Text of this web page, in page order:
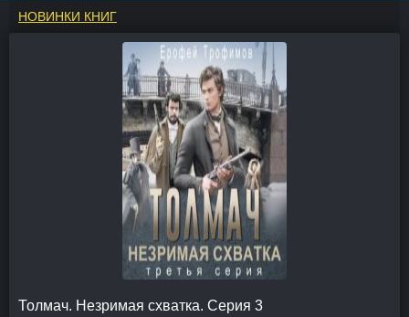
НОВИНКИ КНИГ
Толмач. Незримая схватка. Серия 3